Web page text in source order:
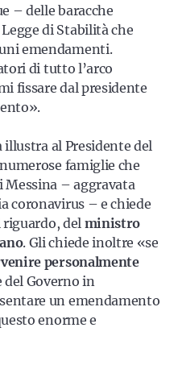
– delle baracche
di Stabilità che
emendamenti.
di tutto l’arco
fissare dal presidente
illustra al Presidente del
famiglie che
Messina – aggravata
coronavirus – e chiede
del ministro
. Gli chiede inoltre «se
personalmente
Governo in
un emendamento
enorme e